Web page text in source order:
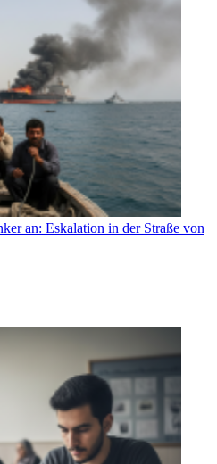
an: Eskalation in der Straße von